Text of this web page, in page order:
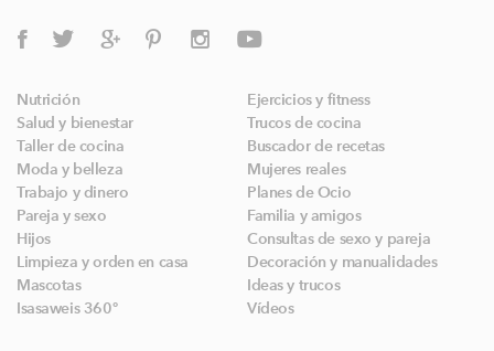
Nutrición
Ejercicios y fitness
Salud y bienestar
Trucos de cocina
Taller de cocina
Buscador de recetas
Moda y belleza
Mujeres reales
Trabajo y dinero
Planes de Ocio
Pareja y sexo
Familia y amigos
Hijos
Consultas de sexo y pareja
Limpieza y orden en casa
Decoración y manualidades
Mascotas
Ideas y trucos
Isasaweis 360º
Vídeos